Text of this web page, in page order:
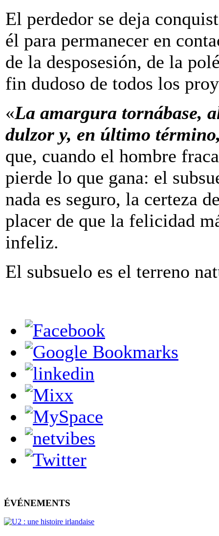
El perdedor se deja
él para permanecer en
de la desposesión, de la
fin dudoso de todos los
«La amargura tornábase,
dulzor y, en último
que, cuando el hombre
pierde lo que gana: el
nada es seguro, la certeza
placer de que la felicidad
infeliz.
El subsuelo es el terreno
ÉVÉNEMENTS